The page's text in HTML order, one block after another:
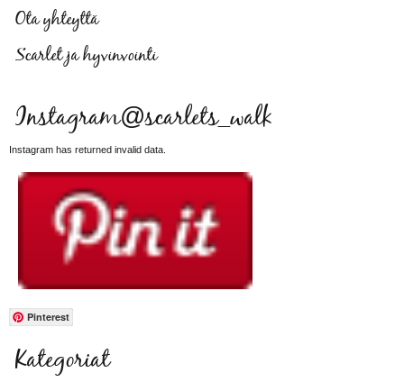
Ota yhteyttä
Scarlet ja hyvinvointi
Instagram@scarlets_walk
Instagram has returned invalid data.
Pinterest
Kategoriat